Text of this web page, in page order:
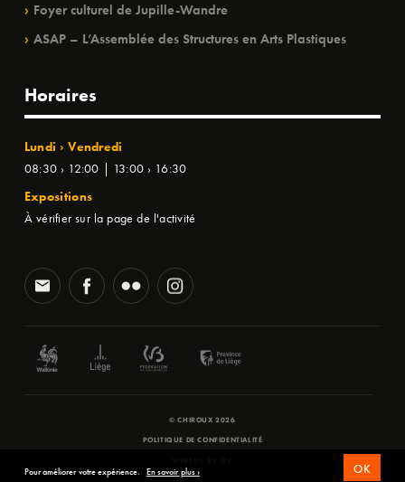
Foyer culturel de Jupille-Wandre
ASAP – L’Assemblée des Structures en Arts Plastiques
Horaires
Lundi › Vendredi
08:30 › 12:00 | 13:00 › 16:30
Expositions
À vérifier sur la page de l'activité
© CHIROUX 2026
POLITIQUE DE CONFIDENTIALITÉ
Pour améliorer votre expérience. En savoir plus › OK